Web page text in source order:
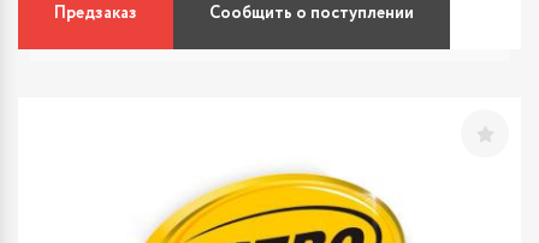
Предзаказ Сообщить о поступлении